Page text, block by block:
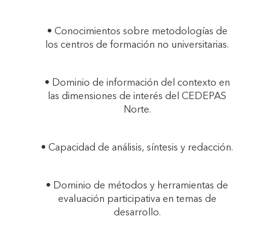
• Conocimientos sobre metodologías de
los centros de formación no universitarias.
• Dominio de información del contexto en
las dimensiones de interés del CEDEPAS
Norte.
• Capacidad de análisis, síntesis y redacción.
• Dominio de métodos y herramientas de
evaluación participativa en temas de
desarrollo.